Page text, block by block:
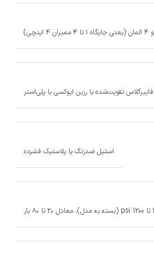
فایبرگلاس تقویت‌شده با رزین اپوکسی یا پلی‌استر
استیل ضدزنگ یا پلاستیک فشرده